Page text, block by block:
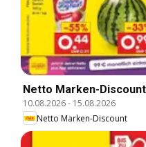
Netto Marken-
10.08.2026- 15.08.2026
Netto Marken-Discount